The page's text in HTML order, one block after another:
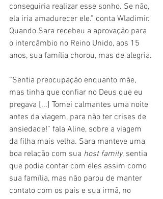
conseguiria realizar esse sonho. Se não,
ela iria amadurecer ele.” conta Wladimir.
Quando Sara recebeu a aprovação para
o intercâmbio no Reino Unido, aos 15
anos, sua família chorou, mas de alegria.
“Sentia preocupação enquanto mãe,
mas tinha que confiar no Deus que eu
pregava [...] Tomei calmantes uma noite
antes da viagem, para não ter crises de
ansiedade!” fala Aline, sobre a viagem
da filha mais velha. Sara manteve uma
boa relação com sua host family, sentia
que podia contar com eles assim como
sua família, mas não parou de manter
contato com os pais e sua irmã, no